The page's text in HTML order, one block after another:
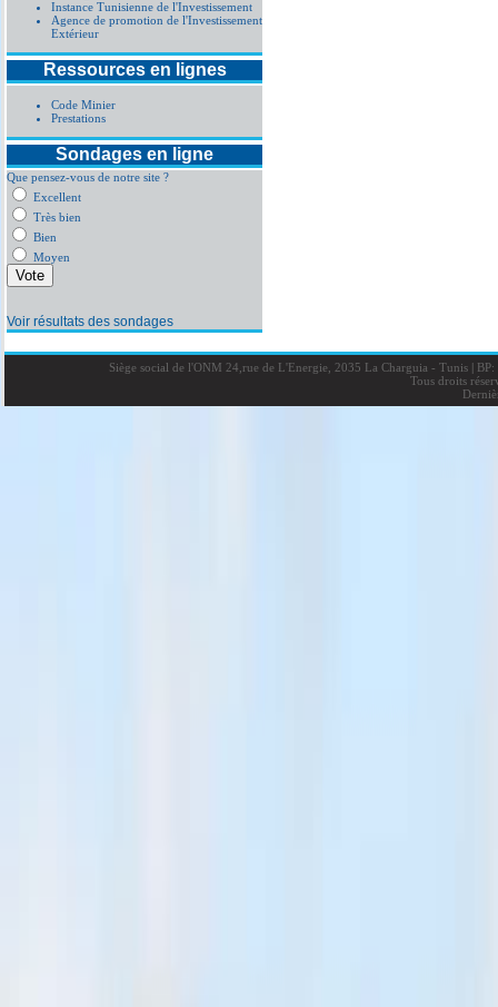
Instance Tunisienne de l'Investissement
Agence de promotion de l'Investissement
Extérieur
Ressources en lignes
Code Minier
Prestations
Sondages en ligne
Que pensez-vous de notre site ?
Excellent
Très bien
Bien
Moyen
Voir résultats des sondages
Siège social de l'ONM 24,rue de L'Energie, 2035 La Charguia - Tunis |BP:
Tous droits